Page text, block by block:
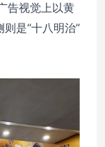
告视觉上以黄
是“十八明治”